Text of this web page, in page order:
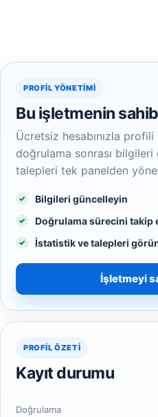
PROFIL YÖNETIMI
Bu işletmenin
Ücretsiz hesabınızla
doğrulama sonrası
talepleri tek panelden
Bilgileri güncelleyin
Doğrulama sürecini takip
İstatistik ve talepleri
İşletmeyi
PROFIL ÖZETI
Kayıt durumu
Doğrulama